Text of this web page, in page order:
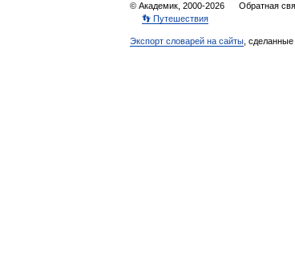
© Академик, 2000-2026 Обратная
👣 Путешествия
Экспорт словарей на сайты ,